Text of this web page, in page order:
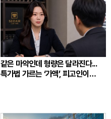
같은 마약인데 형량은 달라진다...
특가법 가르는 ‘가액’, 피고인이